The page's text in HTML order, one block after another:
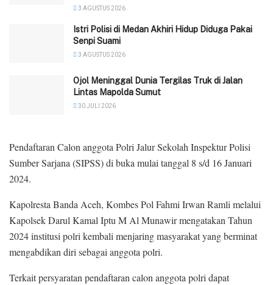
3 AGUSTUS 2026
‎Istri Polisi di Medan Akhiri Hidup Diduga Pakai
Senpi Suami
3 AGUSTUS 2026
Ojol Meninggal Dunia Tergilas Truk di Jalan
Lintas Mapolda Sumut
30 JULI 2026
Pendaftaran Calon anggota Polri Jalur Sekolah Inspektur Polisi
Sumber Sarjana (SIPSS) di buka mulai tanggal 8 s/d 16 Januari
2024.
Kapolresta Banda Aceh, Kombes Pol Fahmi Irwan Ramli melalui
Kapolsek Darul Kamal Iptu M Al Munawir mengatakan Tahun
2024 institusi polri kembali menjaring masyarakat yang berminat
mengabdikan diri sebagai anggota polri.
Terkait persyaratan pendaftaran calon anggota polri dapat